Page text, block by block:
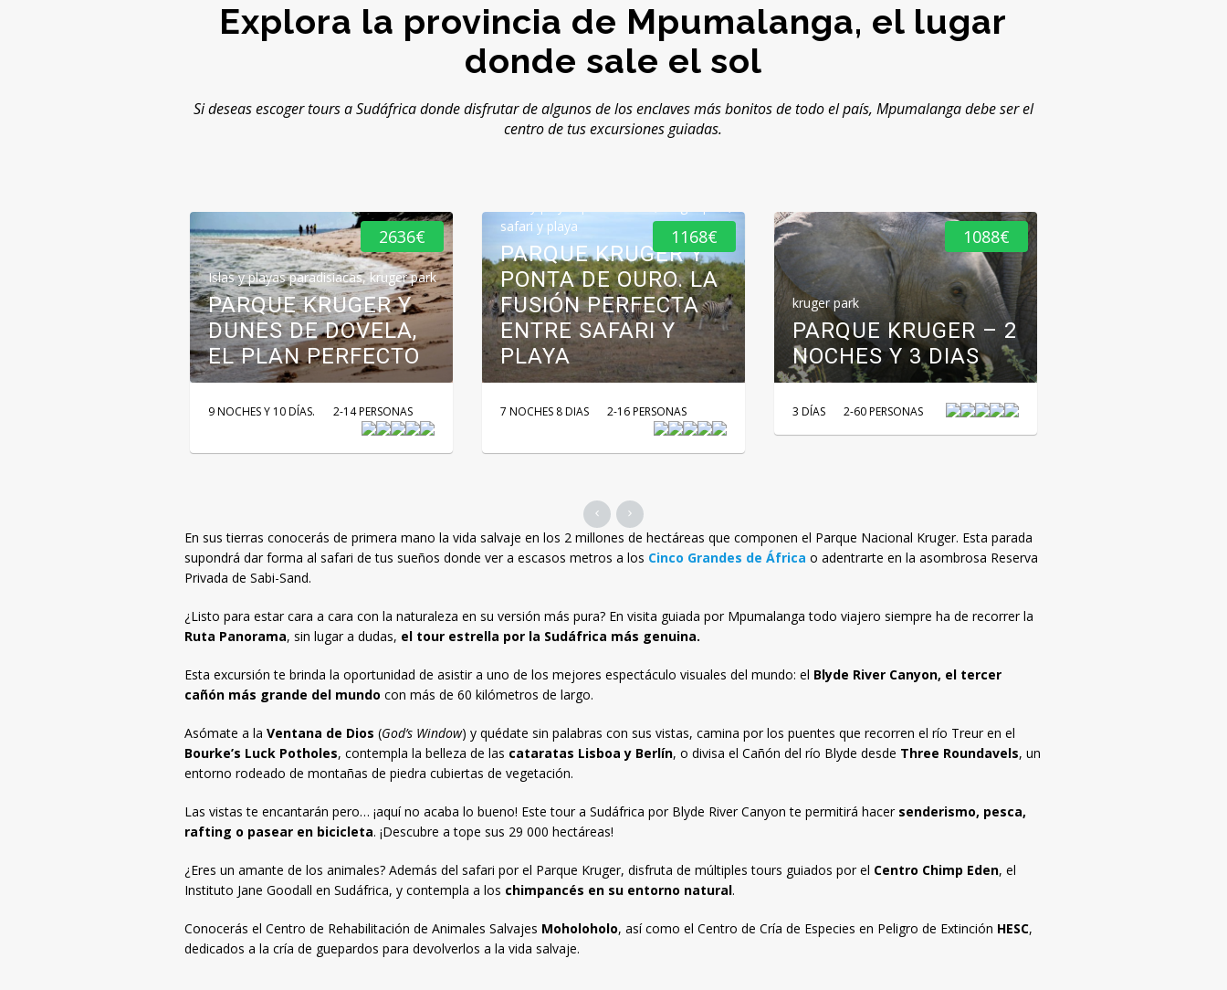
Explora la provincia de Mpumalanga, el lugar
donde sale el sol
Si deseas escoger tours a Sudáfrica donde disfrutar de algunos de los enclaves más bonitos de todo el país, Mpumalanga debe ser el
centro de tus excursiones guiadas.
2636€
Islas y playas paradisiacas,kruger park
PARQUE KRUGER Y
DUNES DE DOVELA,
EL PLAN PERFECTO
9 NOCHES Y 10 DÍAS. 2-14 PERSONAS
1168€
safari y playa
PARQUE KRUGER Y
PONTA DE OURO. LA
FUSIÓN PERFECTA
ENTRE SAFARI Y
PLAYA
7 NOCHES 8 DIAS 2-16 PERSONAS
1088€
kruger park
PARQUE KRUGER – 2
NOCHES Y 3 DIAS
3 DÍAS 2-60 PERSONAS
En sus tierras conocerás de primera mano la vida salvaje en los 2 millones de hectáreas que componen el Parque Nacional Kruger. Esta parada
supondrá dar forma al safari de tus sueños donde ver a escasos metros a los Cinco Grandes de África o adentrarte en la asombrosa Reserva
Privada de Sabi-Sand.
¿Listo para estar cara a cara con la naturaleza en su versión más pura? En visita guiada por Mpumalanga todo viajero siempre ha de recorrer la
Ruta Panorama, sin lugar a dudas, el tour estrella por la Sudáfrica más genuina.
Esta excursión te brinda la oportunidad de asistir a uno de los mejores espectáculo visuales del mundo: el Blyde River Canyon, el tercer
cañón más grande del mundo con más de 60 kilómetros de largo.
Asómate a la Ventana de Dios (God’s Window) y quédate sin palabras con sus vistas, camina por los puentes que recorren el río Treur en el
Bourke’s Luck Potholes, contempla la belleza de las cataratas Lisboa y Berlín, o divisa el Cañón del río Blyde desde Three Roundavels, un
entorno rodeado de montañas de piedra cubiertas de vegetación.
Las vistas te encantarán pero… ¡aquí no acaba lo bueno! Este tour a Sudáfrica por Blyde River Canyon te permitirá hacer senderismo, pesca,
rafting o pasear en bicicleta. ¡Descubre a tope sus 29 000 hectáreas!
¿Eres un amante de los animales? Además del safari por el Parque Kruger, disfruta de múltiples tours guiados por el Centro Chimp Eden, el
Instituto Jane Goodall en Sudáfrica, y contempla a los chimpancés en su entorno natural.
Conocerás el Centro de Rehabilitación de Animales Salvajes Moholoholo, así como el Centro de Cría de Especies en Peligro de Extinción HESC,
dedicados a la cría de guepardos para devolverlos a la vida salvaje.